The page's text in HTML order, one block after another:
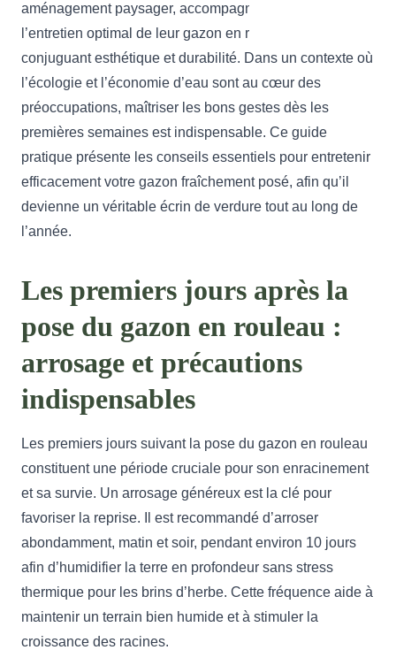
aménagement paysager, accompagne ses clients dans
l’entretien optimal de leur gazon en rouleau, en
conjuguant esthétique et durabilité. Dans un contexte où
l’écologie et l’économie d’eau sont au cœur des
préoccupations, maîtriser les bons gestes dès les
premières semaines est indispensable. Ce guide
pratique présente les conseils essentiels pour entretenir
efficacement votre gazon fraîchement posé, afin qu’il
devienne un véritable écrin de verdure tout au long de
l’année.
Les premiers jours après la
pose du gazon en rouleau :
arrosage et précautions
indispensables
Les premiers jours suivant la pose du gazon en rouleau
constituent une période cruciale pour son enracinement
et sa survie. Un arrosage généreux est la clé pour
favoriser la reprise. Il est recommandé d’arroser
abondamment, matin et soir, pendant environ 10 jours
afin d’humidifier la terre en profondeur sans stress
thermique pour les brins d’herbe. Cette fréquence aide à
maintenir un terrain bien humide et à stimuler la
croissance des racines.